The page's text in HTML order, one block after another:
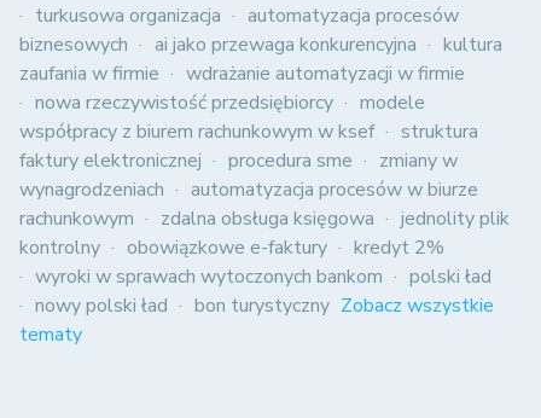
turkusowa organizacja
automatyzacja procesów
biznesowych
ai jako przewaga konkurencyjna
kultura
zaufania w firmie
wdrażanie automatyzacji w firmie
nowa rzeczywistość przedsiębiorcy
modele
współpracy z biurem rachunkowym w ksef
struktura
faktury elektronicznej
procedura sme
zmiany w
wynagrodzeniach
automatyzacja procesów w biurze
rachunkowym
zdalna obsługa księgowa
jednolity plik
kontrolny
obowiązkowe e-faktury
kredyt 2%
wyroki w sprawach wytoczonych bankom
polski ład
nowy polski ład
bon turystyczny Zobacz wszystkie
tematy